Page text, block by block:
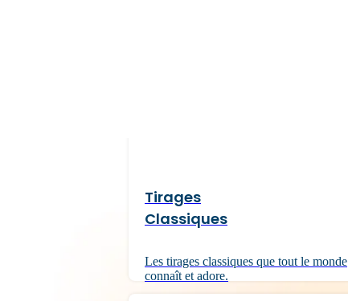
Tirages
Classiques
Les tirages classiques que tout le monde
connaît et adore.